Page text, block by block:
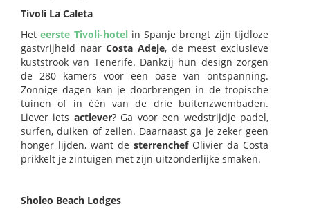
Tivoli La Caleta
Heteerste Tivoli-hotel in Spanje brengt zijn tijdloze
gastvrijheid naarCosta Adeje, de meest exclusieve
kuststrook van Tenerife. Dankzij hun design zorgen
de 280 kamers voor een oase van ontspanning.
Zonnige dagen kan je doorbrengen in de tropische
tuinen of in één van de drie buitenzwembaden.
Liever iets actiever? Ga voor een wedstrijdje padel,
surfen, duiken of zeilen. Daarnaast ga je zeker geen
honger lijden, want de sterrenchefOlivier da Costa
prikkelt je zintuigen met zijn uitzonderlijke smaken.
Sholeo Beach Lodges